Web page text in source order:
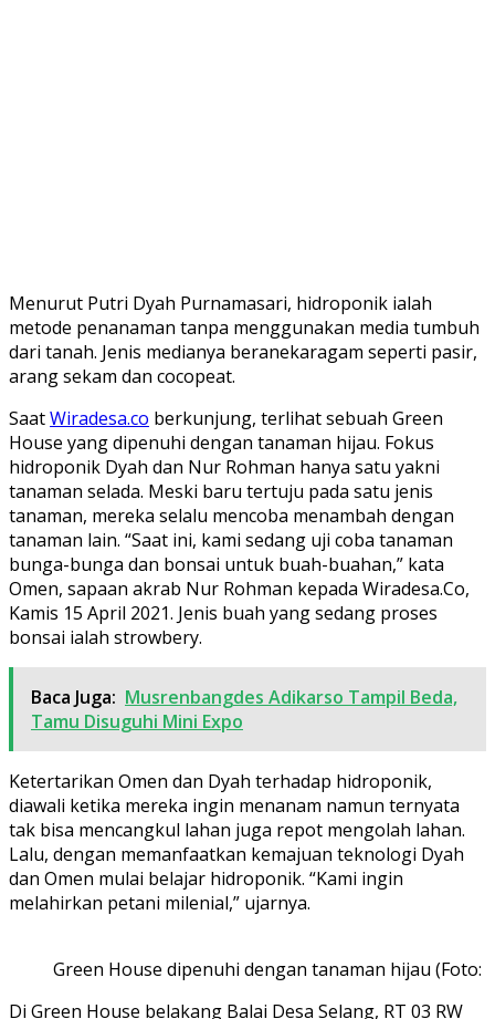
Menurut Putri Dyah Purnamasari, hidroponik ialah
metode penanaman tanpa menggunakan media tumbuh
dari tanah. Jenis medianya beranekaragam seperti pasir,
arang sekam dan cocopeat.
SaatWiradesa.co berkunjung, terlihat sebuah Green
House yang dipenuhi dengan tanaman hijau. Fokus
hidroponik Dyah dan Nur Rohman hanya satu yakni
tanaman selada. Meski baru tertuju pada satu jenis
tanaman, mereka selalu mencoba menambah dengan
tanaman lain. “Saat ini, kami sedang uji coba tanaman
bunga-bunga dan bonsai untuk buah-buahan,” kata
Omen, sapaan akrab Nur Rohman kepada Wiradesa.Co,
Kamis 15 April 2021. Jenis buah yang sedang proses
bonsai ialah strowbery.
Baca Juga: Musrenbangdes Adikarso Tampil Beda,
Tamu Disuguhi Mini Expo
Ketertarikan Omen dan Dyah terhadap hidroponik,
diawali ketika mereka ingin menanam namun ternyata
tak bisa mencangkul lahan juga repot mengolah lahan.
Lalu, dengan memanfaatkan kemajuan teknologi Dyah
dan Omen mulai belajar hidroponik. “Kami ingin
melahirkan petani milenial,” ujarnya.
Green House dipenuhi dengan tanaman hijau (Foto:
Di Green House belakang Balai Desa Selang, RT 03 RW